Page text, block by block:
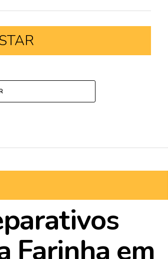
Farinha em